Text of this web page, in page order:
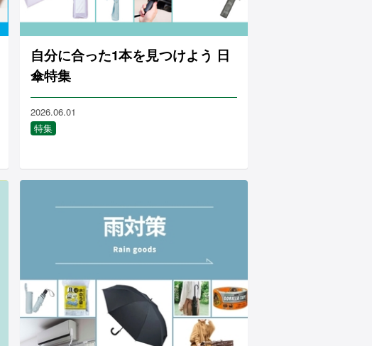
自分に合った1本を見つけよう 日
傘特集
2026.06.01
特集